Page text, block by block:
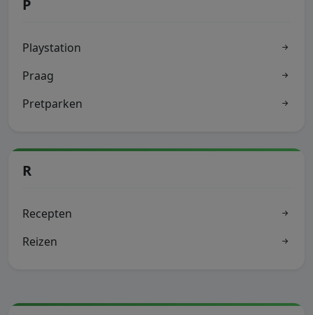
P
Playstation
Praag
Pretparken
R
Recepten
Reizen